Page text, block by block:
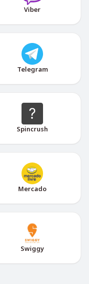
Viber
Telegram
Spincrush
Mercado
Swiggy